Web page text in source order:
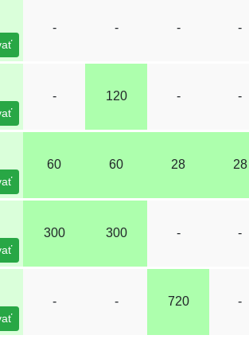
- - - -
- 120 - -
60 60 28 28
300 300 - -
- - 720 -